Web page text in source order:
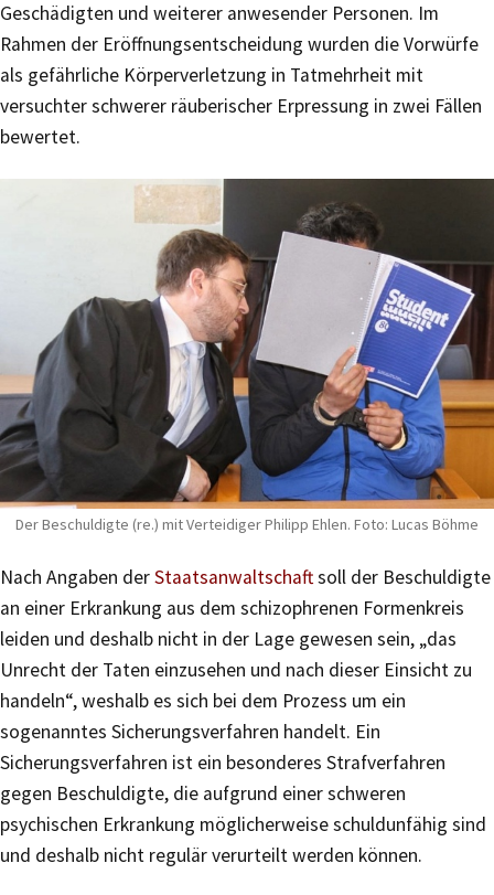
Geschädigten und weiterer anwesender Personen. Im
Rahmen der Eröffnungsentscheidung wurden die Vorwürfe
als gefährliche Körperverletzung in Tatmehrheit mit
versuchter schwerer räuberischer Erpressung in zwei Fällen
bewertet.
Der Beschuldigte (re.) mit Verteidiger Philipp Ehlen. Foto: Lucas Böhme
Nach Angaben derStaatsanwaltschaftsoll der Beschuldigte
an einer Erkrankung aus dem schizophrenen Formenkreis
leiden und deshalb nicht in der Lage gewesen sein, „das
Unrecht der Taten einzusehen und nach dieser Einsicht zu
handeln“, weshalb es sich bei dem Prozess um ein
sogenanntes Sicherungsverfahren handelt. Ein
Sicherungsverfahren ist ein besonderes Strafverfahren
gegen Beschuldigte, die aufgrund einer schweren
psychischen Erkrankung möglicherweise schuldunfähig sind
und deshalb nicht regulär verurteilt werden können.